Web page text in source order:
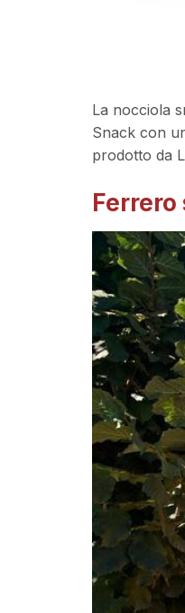
La nocciola
Snack con
prodotto da
Ferrero